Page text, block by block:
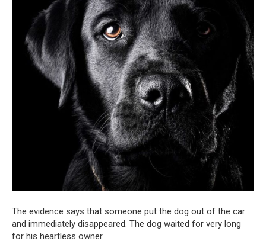
The evidence says that someone put the dog out of the car
and immediately disappeared. The dog waited for very long
for his heartless owner.